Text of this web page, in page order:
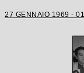
27 GENNAIO 1969 -